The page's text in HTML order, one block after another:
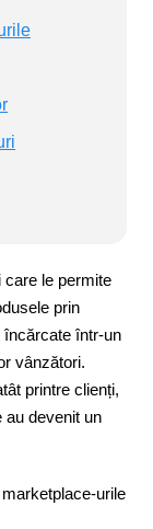
care le permite
prin
încărcate într-un
vânzători.
printre clienți,
devenit un
urile